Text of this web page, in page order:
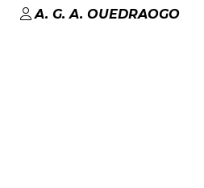
A. G. A. OUEDRAOGO